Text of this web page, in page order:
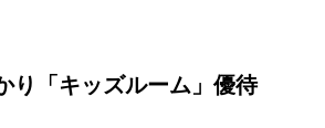
り「キッズルーム」優待